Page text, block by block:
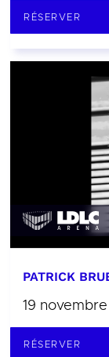
RÉSERVER
PATRICK
19
RÉSERVER